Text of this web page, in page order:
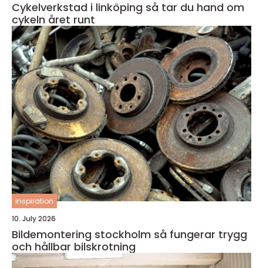
Cykelverkstad i linköping så tar du hand om
cykeln året runt
inspiration
10. July 2026
Bildemontering stockholm så fungerar trygg
och hållbar bilskrotning